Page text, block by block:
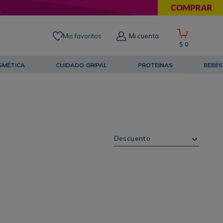
Mis favoritos Mi cuenta
$ 0
CUIDADO GRIPAL PROTEINAS BEBÉS
Descuento